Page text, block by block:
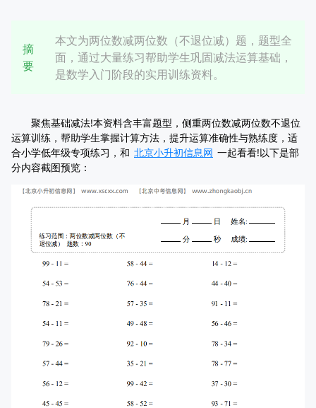
摘
要
本文为两位数减两位数（不退位减）题，题型全
面，通过大量练习帮助学生巩固减法运算基础，
是数学入门阶段的实用训练资料。
聚焦基础减法!本资料含丰富题型，侧重两位数减两位数不退位
运算训练，帮助学生掌握计算方法，提升运算准确性与熟练度，适
合小学低年级专项练习，和 北京小升初信息网 一起看看!以下是部
分内容截图预览：